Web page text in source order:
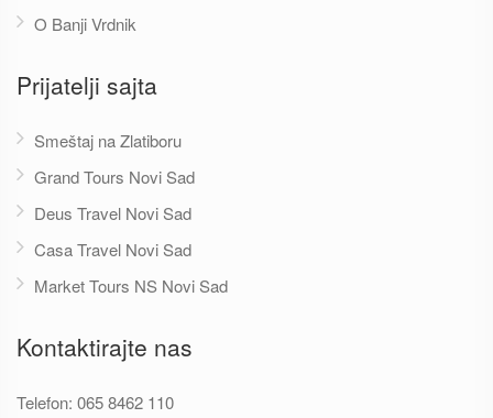
O Banji Vrdnik
Prijatelji sajta
Smeštaj na Zlatiboru
Grand Tours Novi Sad
Deus Travel Novi Sad
Casa Travel Novi Sad
Market Tours NS Novi Sad
Kontaktirajte nas
Telefon: 065 8462 110